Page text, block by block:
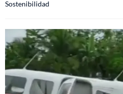
Sostenibilidad